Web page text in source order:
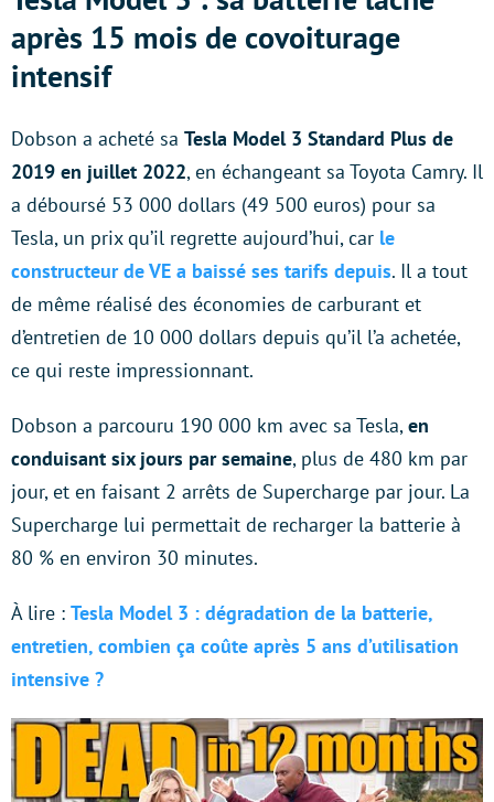
après 15 mois de covoiturage
intensif
Dobson a acheté sa Tesla Model 3 Standard Plus de
2019 en juillet 2022, en échangeant sa Toyota Camry. Il
a déboursé 53 000 dollars (49 500 euros) pour sa
Tesla, un prix qu’il regrette aujourd’hui, car le
constructeur de VE a baissé ses tarifs depuis. Il a tout
de même réalisé des économies de carburant et
d’entretien de 10 000 dollars depuis qu’il l’a achetée,
ce qui reste impressionnant.
Dobson a parcouru 190 000 km avec sa Tesla,en
conduisant six jours par semaine, plus de 480 km par
jour, et en faisant 2 arrêts de Supercharge par jour. La
Supercharge lui permettait de recharger la batterie à
80 % en environ 30 minutes.
À lire : Tesla Model 3 : dégradation de la batterie,
entretien, combien ça coûte après 5 ans d’utilisation
intensive ?